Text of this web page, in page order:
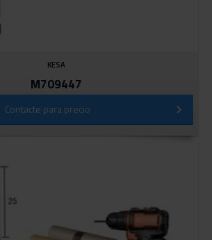
KESA
M709447
Contacte para precio